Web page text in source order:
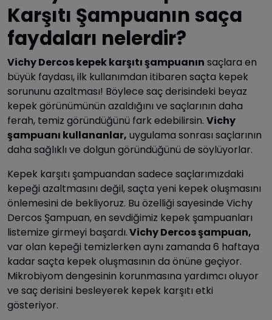
Karşıtı Şampuanın saça
faydaları nelerdir?
Vichy Dercos kepek karşıtı şampuanın saçlara en
büyük faydası, ilk kullanımdan itibaren saçta kepek
sorununu azaltması! Böylece saç derisindeki beyaz
kepek görünümünün azaldığını ve saçlarının daha
ferah, temiz göründüğünü fark edebilirsin. Vichy
şampuanı kullananlar, uygulama sonrası saçlarının
daha sağlıklı ve dolgun göründüğünü de söylüyorlar.
Kepek karşıtı şampuandan sadece saçlarımızdaki
kepeği azaltmasını değil, saçta yeni kepek oluşmasını
önlemesini de bekliyoruz. Bu özelliği sayesinde Vichy
Dercos Şampuan, en sevdiğimiz kepek şampuanları
listemize girmeyi başardı.Vichy Dercos şampuan,
var olan kepeği temizlerken aynı zamanda 6 haftaya
kadar saçta kepek oluşmasının da önüne geçiyor.
Mikrobiyom dengesinin korunmasına yardımcı oluyor
ve saç derisini besleyerek kepek karşıtı etki
gösteriyor.